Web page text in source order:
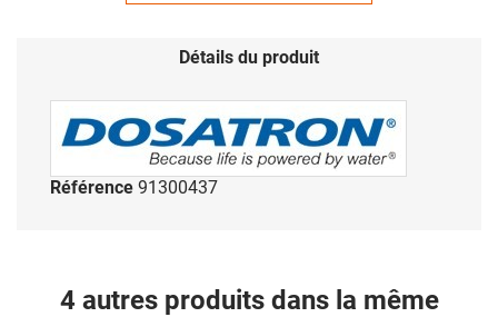
Détails du produit
Référence 91300437
4 autres produits dans la même